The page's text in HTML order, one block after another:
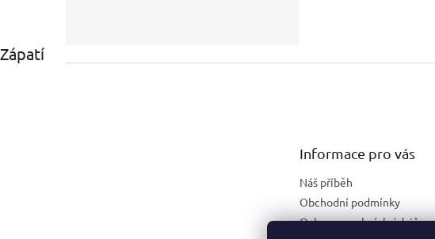
Zápatí
Informace pro vás
Náš příběh
Obchodní podmínky
Ochrana osobních údajů